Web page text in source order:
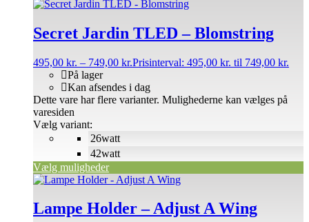
Secret Jardin TLED – Blomstring
495,00 kr. – 749,00 kr.Prisinterval: 495,00 kr. til 749,00 kr.
På lager
Kan afsendes i dag
Vælg variant:
Vælg muligheder
Dette vare har flere varianter. Mulighederne kan vælges på
varesiden
26watt
42watt
Lampe Holder – Adjust A Wing